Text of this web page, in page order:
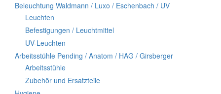
Beleuchtung Waldmann / Luxo / Eschenbach / UV
Leuchten
Befestigungen / Leuchtmittel
UV-Leuchten
Arbeitsstühle Pending / Anatom / HAG / Girsberger
Arbeitsstühle
Zubehör und Ersatzteile